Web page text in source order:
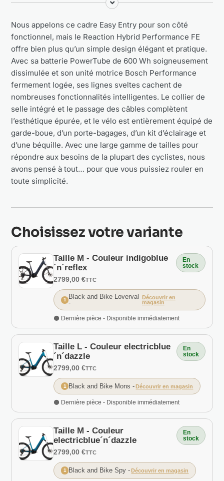
Nous appelons ce cadre Easy Entry pour son côté
fonctionnel, mais le Reaction Hybrid Performance FE
offre bien plus qu’un simple design élégant et pratique.
Avec sa batterie PowerTube de 600 Wh soigneusement
dissimulée et son unité motrice Bosch Performance
fermement logée, ses lignes sveltes cachent de
nombreuses fonctionnalités intelligentes. Le collier de
selle intégré et le passage des câbles complètent
l’esthétique épurée, et le vélo est entièrement équipé de
garde-boue, d’un porte-bagages, d’un kit d’éclairage et
d’une béquille. Avec une large gamme de tailles pour
répondre aux besoins de la plupart des cyclistes, nous
avons pensé à tout… pour que vous puissiez rouler en
toute simplicité.
Choisissez votre variante
Taille M - Couleur indigoblue
´n´reflex
En
stock
2799,00 €TTC
1 Black and Bike Loverval
-
Découvrir en
magasin
🟠 Dernière pièce - Disponible immédiatement
Taille L - Couleur electricblue
´n´dazzle
En
stock
2799,00 €TTC
1 Black and Bike Mons - Découvrir en magasin
🟠 Dernière pièce - Disponible immédiatement
Taille M - Couleur
electricblue´n´dazzle
En
stock
2799,00 €TTC
1 Black and Bike Spy - Découvrir en magasin